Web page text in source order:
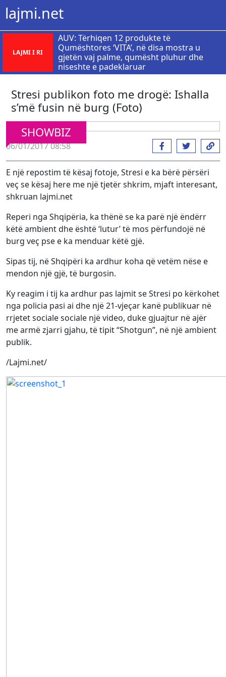
lajmi.net
LAJMI I RI
AUV: Tërhiqen 12 produkte të
Qumështores ‘VITA’, në disa mostra u
gjetën vaj palme, qumësht pluhur dhe
niseshte e padeklaruar
Stresi publikon foto me drogë: Ishalla
s’më fusin në burg (Foto)
SHOWBIZ
06/01/2017 08:58
E një repostim të kësaj fotoje, Stresi e ka bërë përsëri
veç se kësaj here me një tjetër shkrim, mjaft interesant,
shkruan lajmi.net
Reperi nga Shqipëria, ka thënë se ka parë një ëndërr
këtë ambient dhe është ‘lutur’ të mos përfundojë në
burg veç pse e ka menduar këtë gjë.
Sipas tij, në Shqipëri ka ardhur koha që vetëm nëse e
mendon një gjë, të burgosin.
Ky reagim i tij ka ardhur pas lajmit se Stresi po kërkohet
nga policia pasi ai dhe një 21-vjeçar kanë publikuar në
rrjetet sociale sociale një video, duke gjuajtur në ajër
me armë zjarri gjahu, të tipit “Shotgun”, në një ambient
publik.
/Lajmi.net/